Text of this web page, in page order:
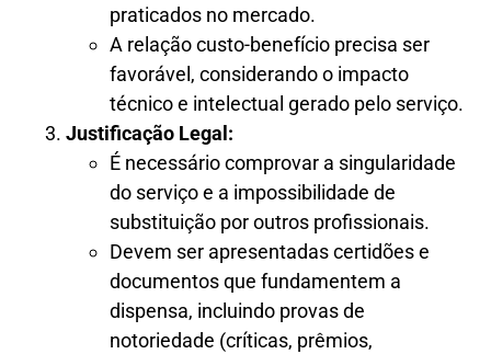
praticados no mercado.
A relação custo-benefício precisa ser
favorável, considerando o impacto
técnico e intelectual gerado pelo serviço.
Justificação Legal:
É necessário comprovar a singularidade
do serviço e a impossibilidade de
substituição por outros profissionais.
Devem ser apresentadas certidões e
documentos que fundamentem a
dispensa, incluindo provas de
notoriedade (críticas, prêmios,